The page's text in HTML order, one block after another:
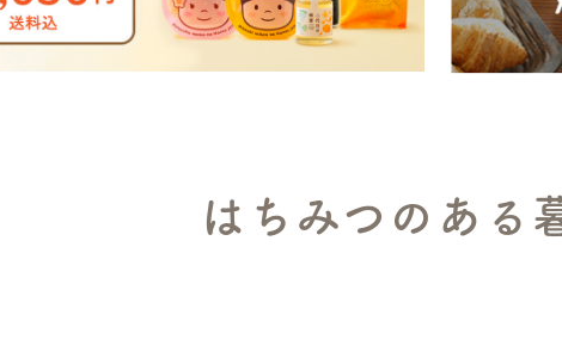
はちみつのある